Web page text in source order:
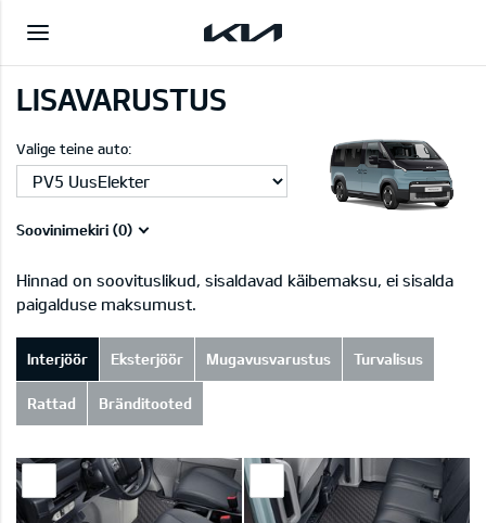
LISAVARUSTUS
Valige teine auto:
Soovinimekiri (0)
Hinnad on soovituslikud, sisaldavad käibemaksu, ei sisalda
paigalduse maksumust.
Interjöör Eksterjöör Mugavusvarustus Turvalisus
Rattad Bränditooted